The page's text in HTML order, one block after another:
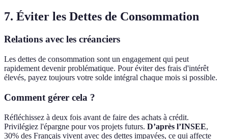
7. Éviter les Dettes de Consommation
Relations avec les créanciers
Les dettes de consommation sont un engagement qui peut
rapidement devenir problématique. Pour éviter des frais d'intérêt
élevés, payez toujours votre solde intégral chaque mois si possible.
Comment gérer cela ?
Réfléchissez à deux fois avant de faire des achats à crédit.
Privilégiez l'épargne pour vos projets futurs. D’après l’INSEE,
30% des Français vivent avec des dettes impayées, ce qui affecte